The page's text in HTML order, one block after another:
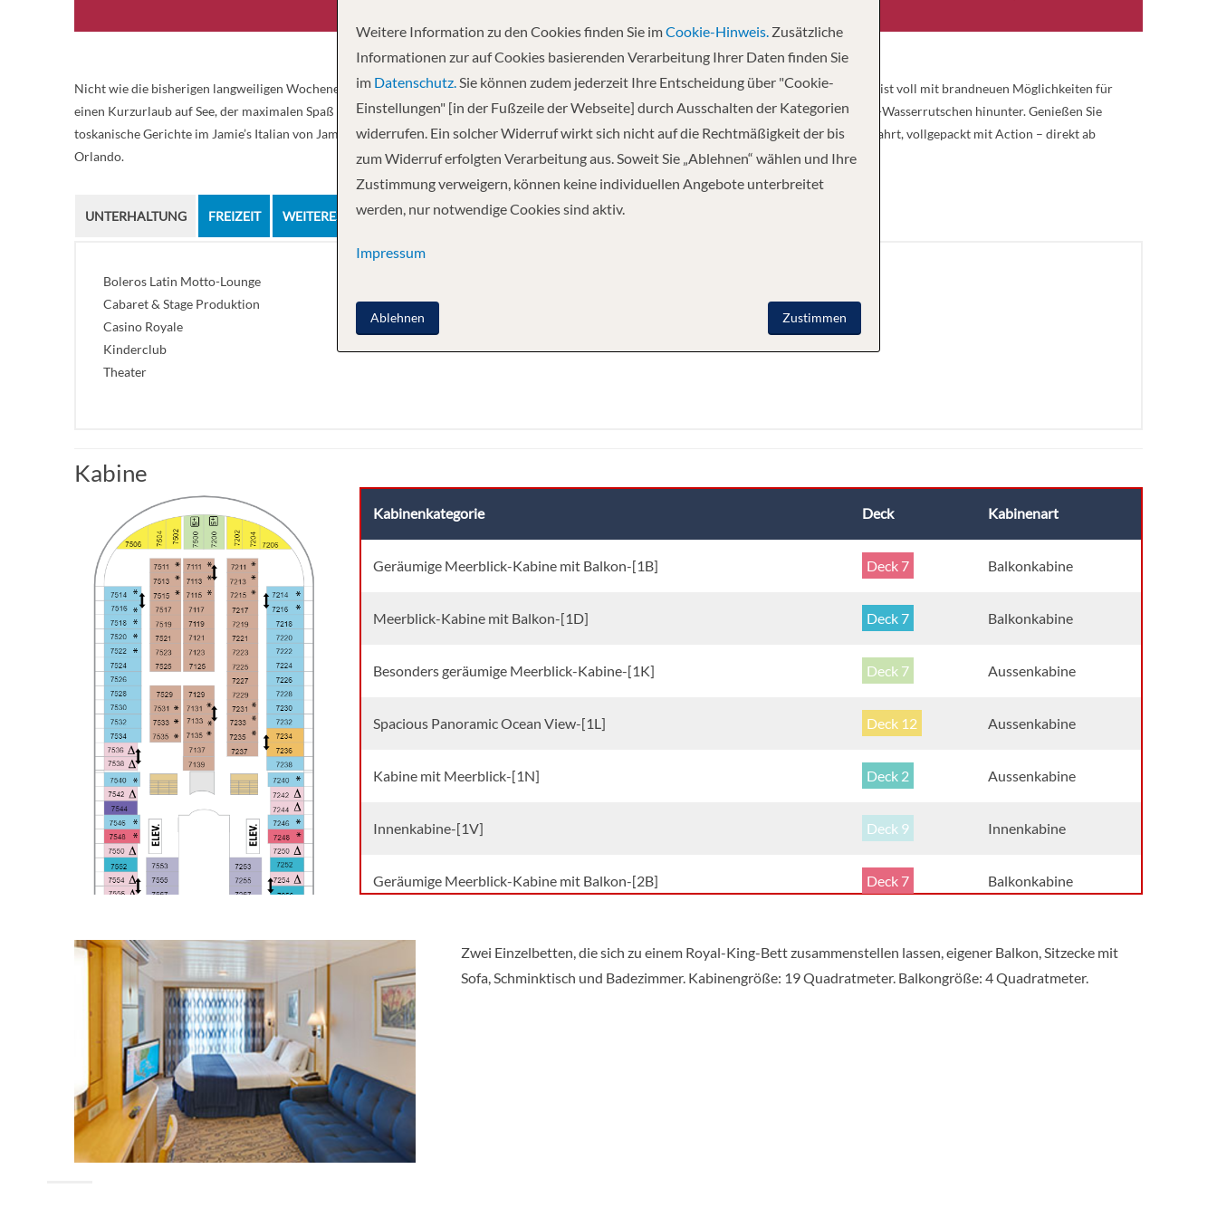
Nicht wie die bisherigen langweiligen Wochenenden. Ein aufregender Ausflug für die gesamte Crew. Die frisch aufpolierte Mariner of the Seas® ist voll mit brandneuen Möglichkeiten für
einen Kurzurlaub auf See, der maximalen Spaß verspricht. Probieren Sie den Surfsimulator FlowRider®*, oder düsen Sie die The Perfect Storm℠-Wasserrutschen hinunter. Genießen Sie
toskanische Gerichte im Jamie’s Italian von Jamie Oliver. Oder planen Sie ein Rendezvous im Bamboo Room. Es erwartet Sie eine schnelle Kreuzfahrt, vollgepackt mit Action – direkt ab
Orlando.
UNTERHALTUNG FREIZEIT WEITERES FITNESS SPEISEN UND GETRÄNKE ERHOLUNG
Boleros Latin Motto-Lounge
Cabaret & Stage Produktion
Casino Royale
Kinderclub
Theater
Kabine
Kabinenkategorie Deck Kabinenart
Geräumige Meerblick-Kabine mit Balkon-[1B] Deck 7 Balkonkabine
Meerblick-Kabine mit Balkon-[1D] Deck 7 Balkonkabine
Besonders geräumige Meerblick-Kabine-[1K] Deck 7 Aussenkabine
Spacious Panoramic Ocean View-[1L] Deck 12 Aussenkabine
Kabine mit Meerblick-[1N] Deck 2 Aussenkabine
Innenkabine-[1V] Deck 9 Innenkabine
Geräumige Meerblick-Kabine mit Balkon-[2B] Deck 7 Balkonkabine
Kabine mit Meerblick-[2N] Deck 2 Aussenkabine
Innenkabine mit Aussicht auf die Promenade-[2T]
Innenkabine-[2V]
Studio Interior-[2W]
Zwei Einzelbetten, die sich zu einem Royal-King-Bett zusammenstellen lassen, eigener Balkon, Sitzecke mit
Sofa, Schminktisch und Badezimmer. Kabinengröße: 19 Quadratmeter. Balkongröße: 4 Quadratmeter.
Weitere Information zu den Cookies finden Sie imCookie-Hinweis. Zusätzliche
Informationen zur auf Cookies basierenden Verarbeitung Ihrer Daten finden Sie
im Datenschutz.Sie können zudem jederzeit Ihre Entscheidung über "Cookie-
Einstellungen" [in der Fußzeile der Webseite] durch Ausschalten der Kategorien
widerrufen. Ein solcher Widerruf wirkt sich nicht auf die Rechtmäßigkeit der bis
zum Widerruf erfolgten Verarbeitung aus. Soweit Sie „Ablehnen“ wählen und Ihre
Zustimmung verweigern, können keine individuellen Angebote unterbreitet
werden, nur notwendige Cookies sind aktiv.
Impressum
Zustimmen
Ablehnen